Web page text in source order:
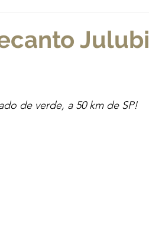
Julubi
de verde, a 50 km de SP!